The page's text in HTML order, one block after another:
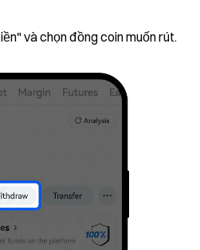
và chọn đồng coin muốn rút.